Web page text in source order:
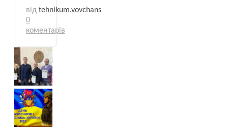
від tehnikum.vovchans
0
коментарів